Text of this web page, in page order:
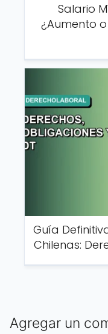
Salario
¿Aumento
Guía
Chilenas:
Agregar un